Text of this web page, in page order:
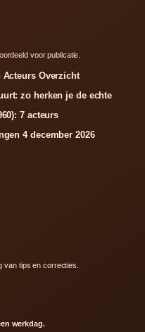
voor publicatie.
Acteurs Overzicht
zo herken je de echte
7 acteurs
4 december 2026
van tips en correcties.
werkdag.